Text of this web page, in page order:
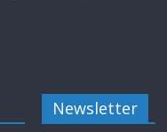
Newsletter